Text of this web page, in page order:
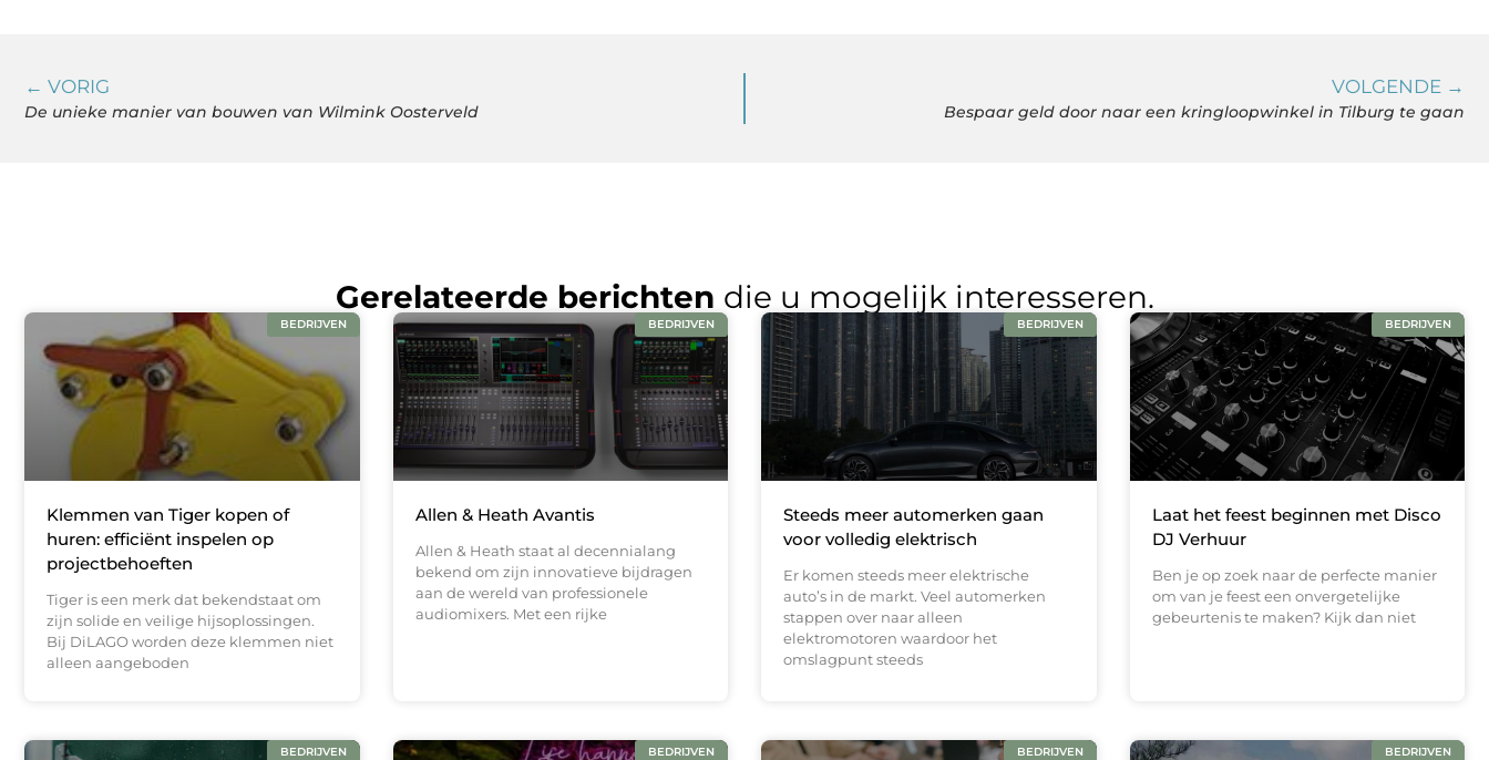
← VORIG
De unieke manier van bouwen van Wilmink Oosterveld
VOLGENDE →
Bespaar geld door naar een kringloopwinkel in Tilburg te gaan
Gerelateerde berichten die u mogelijk interesseren.
BEDRIJVEN
Klemmen van Tiger kopen of
huren: efficiënt inspelen op
projectbehoeften
Tiger is een merk dat bekendstaat om
zijn solide en veilige hijsoplossingen.
Bij DiLAGO worden deze klemmen niet
alleen aangeboden
BEDRIJVEN
Allen & Heath Avantis
Allen & Heath staat al decennialang
bekend om zijn innovatieve bijdragen
aan de wereld van professionele
audiomixers. Met een rijke
BEDRIJVEN
Steeds meer automerken gaan
voor volledig elektrisch
Er komen steeds meer elektrische
auto’s in de markt. Veel automerken
stappen over naar alleen
elektromotoren waardoor het
omslagpunt steeds
BEDRIJVEN
Laat het feest beginnen met Disco
DJ Verhuur
Ben je op zoek naar de perfecte manier
om van je feest een onvergetelijke
gebeurtenis te maken? Kijk dan niet
BEDRIJVEN BEDRIJVEN BEDRIJVEN BEDRIJVEN